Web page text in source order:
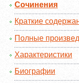
Сочинения
Краткие
Полные
Характеристики
Биографии